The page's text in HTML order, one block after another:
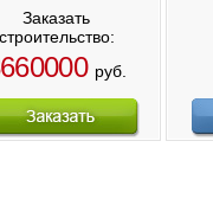
Заказать
строительство:
руб.